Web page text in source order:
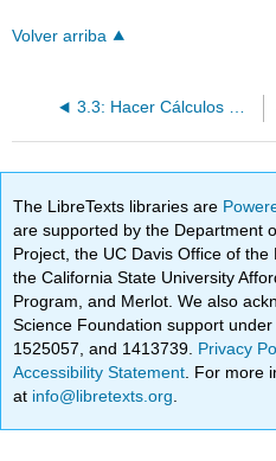
Volver arriba
The LibreTexts libraries are
are supported by the Department
Project, the UC Davis Office of the
the California State University
Program, and Merlot. We also
Science Foundation support
1525057, and 1413739. Privacy
Accessibility Statement . For more
at info@libretexts.org